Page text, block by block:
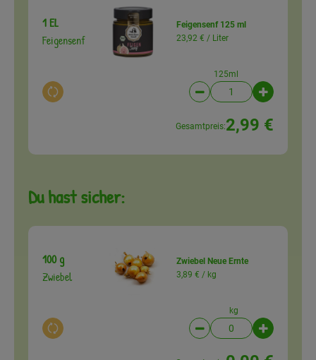
1 EL
Feigensenf
Auswahl ändern
Feigensenf 125 ml
23,92 € / Liter
125ml
Artikelanzahl
Gesamtpreis:2,99 €
Du hast sicher:
100 g
Zwiebel
Auswahl ändern
Zwiebel Neue Ernte
3,89 € / kg
kg
Artikelanzahl